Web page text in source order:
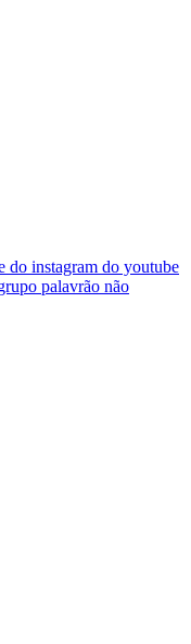
do instagram do youtube
palavrão não